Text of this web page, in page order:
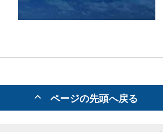
ページの先頭へ戻る